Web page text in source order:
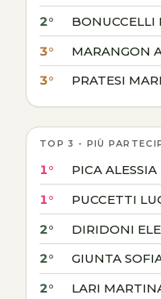
2°
3° MARANGON
3° PRATESI
TOP 3 - PIÙ
1° PICA ALESSIA
1° PUCCETTI
2° DIRIDONI
2° GIUNTA
2° LARI